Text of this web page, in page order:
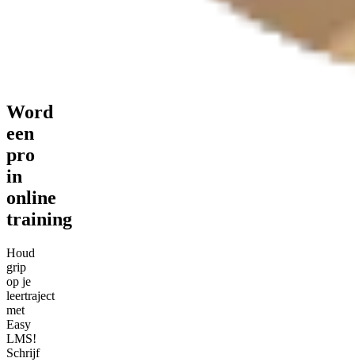
Word
een
pro
in
online
training
Houd
grip
op je
leertraject
met
Easy
LMS!
Schrijf